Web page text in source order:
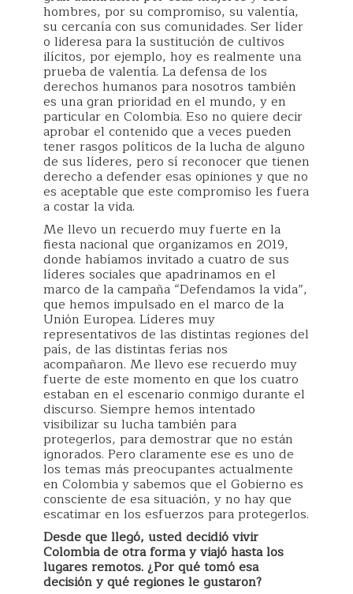
hombres, por su compromiso, su valentía,
su cercanía con sus comunidades. Ser líder
o lideresa para la sustitución de cultivos
ilícitos, por ejemplo, hoy es realmente una
prueba de valentía. La defensa de los
derechos humanos para nosotros también
es una gran prioridad en el mundo, y en
particular en Colombia. Eso no quiere decir
aprobar el contenido que a veces pueden
tener rasgos políticos de la lucha de alguno
de sus líderes, pero sí reconocer que tienen
derecho a defender esas opiniones y que no
es aceptable que este compromiso les fuera
a costar la vida.
Me llevo un recuerdo muy fuerte en la
fiesta nacional que organizamos en 2019,
donde habíamos invitado a cuatro de sus
líderes sociales que apadrinamos en el
marco de la campaña “Defendamos la vida”,
que hemos impulsado en el marco de la
Unión Europea. Líderes muy
representativos de las distintas regiones del
país, de las distintas ferias nos
acompañaron. Me llevo ese recuerdo muy
fuerte de este momento en que los cuatro
estaban en el escenario conmigo durante el
discurso. Siempre hemos intentado
visibilizar su lucha también para
protegerlos, para demostrar que no están
ignorados. Pero claramente ese es uno de
los temas más preocupantes actualmente
en Colombia y sabemos que el Gobierno es
consciente de esa situación, y no hay que
escatimar en los esfuerzos para protegerlos.
Desde que llegó, usted decidió vivir
Colombia de otra forma y viajó hasta los
lugares remotos. ¿Por qué tomó esa
decisión y qué regiones le gustaron?